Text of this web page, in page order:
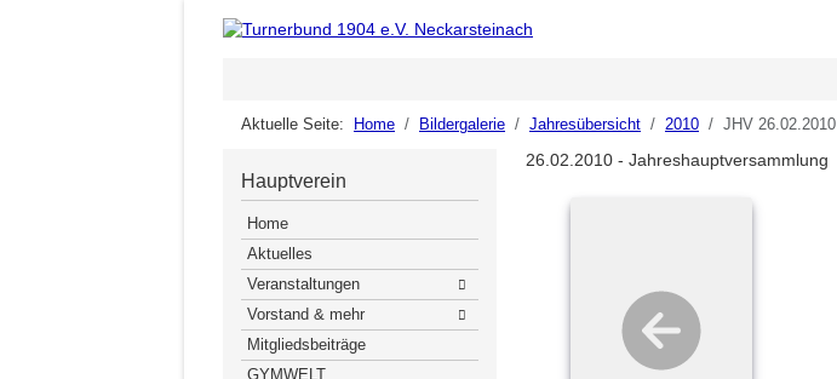
Aktuelle Seite: Home Bildergalerie Jahresübersicht 2010 JHV 26.02.2010
Hauptverein
Home
Aktuelles
Veranstaltungen
Vorstand & mehr
Mitgliedsbeiträge
GYMWELT
26.02.2010 - Jahreshauptversammlung